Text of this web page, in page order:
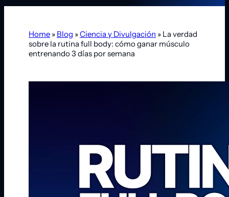
Home » Blog »Ciencia y Divulgación » La verdad
sobre la rutina full body: cómo ganar músculo
entrenando 3 días por semana